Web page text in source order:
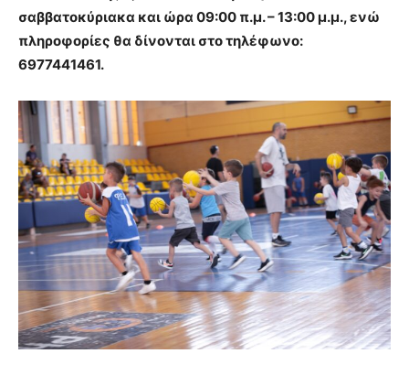
σαββατοκύριακα και ώρα 09:00 π.μ. – 13:00 μ.μ., ενώ
πληροφορίες θα δίνονται στο τηλέφωνο:
6977441461.